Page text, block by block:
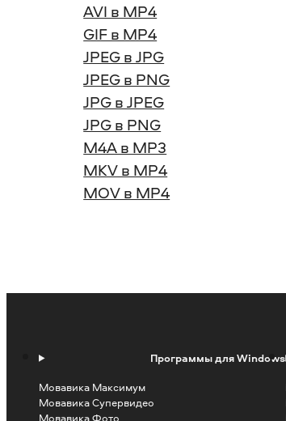
AVI в MP4
GIF в MP4
JPEG в JPG
JPEG в PNG
JPG в JPEG
JPG в PNG
M4A в MP3
MKV в MP4
MOV в MP4
Программы для Windows
Мовавика Максимум
Мовавика Супервидео
Мовавика Фото